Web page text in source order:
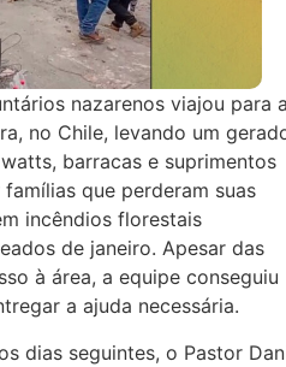
nazarenos viajou para
no Chile, levando um
barracas e suprimentos
que perderam suas
incêndios florestais
de janeiro. Apesar das
à área, a equipe conseguiu
a ajuda necessária.
dias seguintes, o Pastor